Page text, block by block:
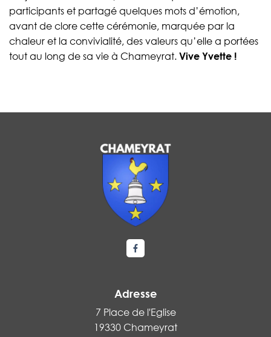
participants et partagé quelques mots d’émotion,
avant de clore cette cérémonie, marquée par la
chaleur et la convivialité, des valeurs qu’elle a portées
tout au long de sa vie à Chameyrat. Vive Yvette !
Lien vers le compte Facebook
Adresse
7 Place de l'Eglise
19330 Chameyrat